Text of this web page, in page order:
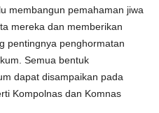
membangun pemahaman jiwa
mereka dan memberikan
pentingnya penghormatan
Semua bentuk
dapat disampaikan pada
Kompolnas dan Komnas